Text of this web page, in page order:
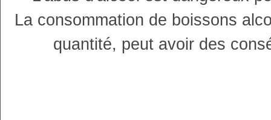
La consommation de boissons
quantité, peut avoir des